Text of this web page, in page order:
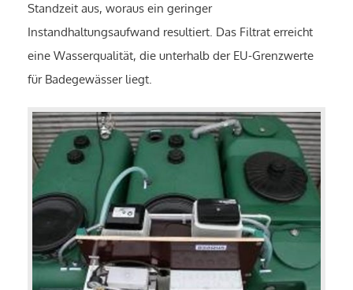
Standzeit aus, woraus ein geringer
Instandhaltungsaufwand resultiert. Das Filtrat erreicht
eine Wasserqualität, die unterhalb der EU-Grenzwerte
für Badegewässer liegt.